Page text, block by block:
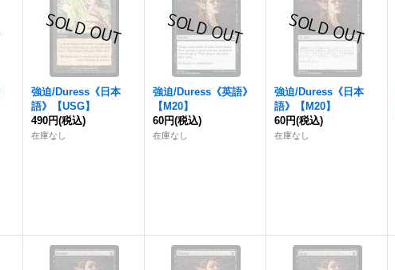
強迫/Duress《日本
語》【USG】
490円(税込)
在庫なし
強迫/Duress《英語》
【M20】
60円(税込)
在庫なし
強迫/Duress《日本
語》【M20】
60円(税込)
在庫なし